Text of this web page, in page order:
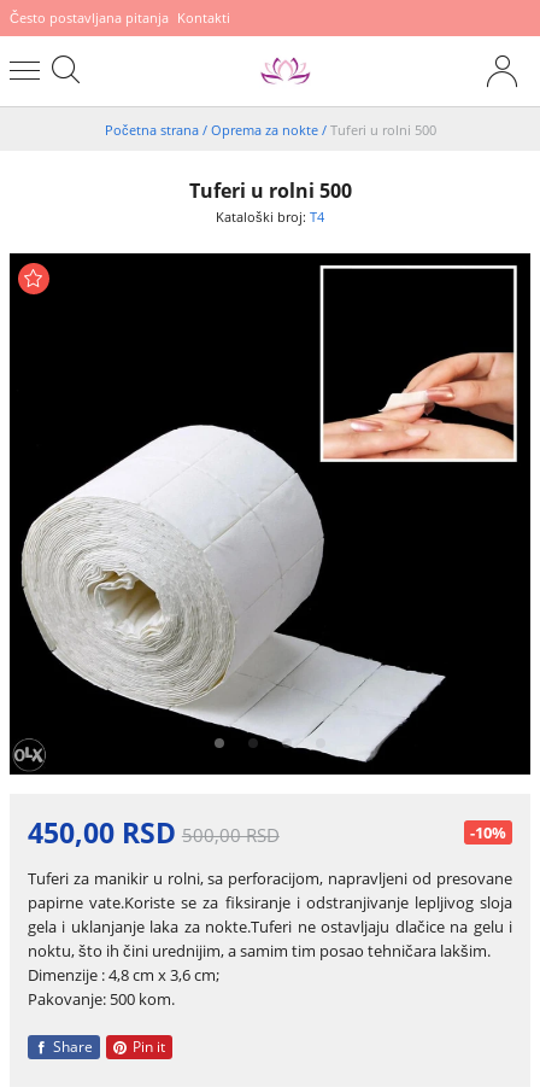
Često postavljana pitanja Kontakti
Početna strana / Oprema za nokte / Tuferi u rolni 500
Tuferi u rolni 500
Kataloški broj: T4
450,00 RSD 500,00 RSD -10%
Tuferi za manikir u rolni, sa perforacijom, napravljeni od presovane
papirne vate.Koriste se za fiksiranje i odstranjivanje lepljivog sloja
gela i uklanjanje laka za nokte.Tuferi ne ostavljaju dlačice na gelu i
noktu, što ih čini urednijim, a samim tim posao tehničara lakšim.
Dimenzije : 4,8 cm x 3,6 cm;
Pakovanje: 500 kom.
Share Pin it